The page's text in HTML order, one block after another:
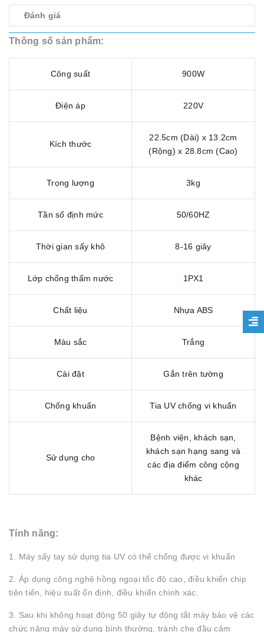
Đánh giá
Thông số sản phẩm:
Công suất 900W
Điện áp 220V
Kích thước
22.5cm (Dài) x 13.2cm
(Rộng) x 28.8cm (Cao)
Trọng lượng 3kg
Tần số định mức 50/60HZ
Thời gian sấy khô 8-16 giây
Lớp chống thấm nước 1PX1
Chất liệu Nhựa ABS
Màu sắc Trắng
Cài đặt Gắn trên tường
Chống khuẩn Tia UV chống vi khuẩn
Sử dụng cho
Bệnh viện, khách sạn,
khách sạn hạng sang và
các địa điểm công cộng
khác
Tính năng:
1. Máy sấy tay sử dụng tia UV có thể chống được vi khuẩn
2. Áp dụng công nghệ hồng ngoại tốc độ cao, điều khiển chip
tiên tiến, hiệu suất ổn định, điều khiển chính xác.
3. Sau khi không hoạt động 50 giây tự động tắt máy bảo vệ các
chức năng máy sử dụng bình thường, tránh che đầu cảm